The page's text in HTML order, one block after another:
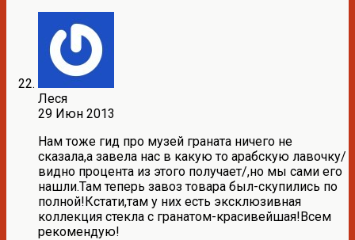
Леся
29 Июн 2013
Нам тоже гид про музей граната ничего не
сказала,а завела нас в какую то арабскую лавочку/
видно процента из этого получает/,но мы сами его
нашли.Там теперь завоз товара был-скупились по
полной!Кстати,там у них есть эксклюзивная
коллекция стекла с гранатом-красивейшая!Всем
рекомендую!